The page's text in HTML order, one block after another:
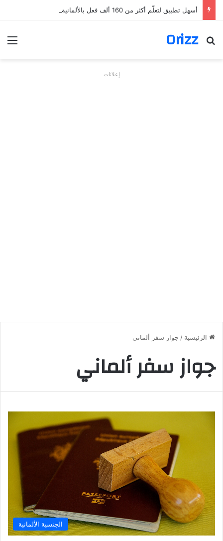
أسهل تطبيق لتعلّم أكثر من 160 ألف فعل بالألمانية
Orizz
بحث عن
إعلانات
الرئيسية / جواز سفر ألماني
جواز سفر ألماني
الجنسية الألمانية